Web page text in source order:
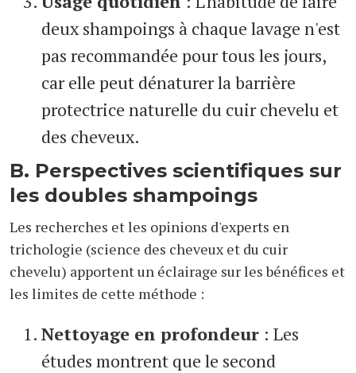
deux shampoings à chaque lavage n'est
pas recommandée pour tous les jours,
car elle peut dénaturer la barrière
protectrice naturelle du cuir chevelu et
des cheveux.
B. Perspectives scientifiques sur
les doubles shampoings
Les recherches et les opinions d'experts en
trichologie (science des cheveux et du cuir
chevelu) apportent un éclairage sur les bénéfices et
les limites de cette méthode :
Nettoyage en profondeur : Les
études montrent que le second